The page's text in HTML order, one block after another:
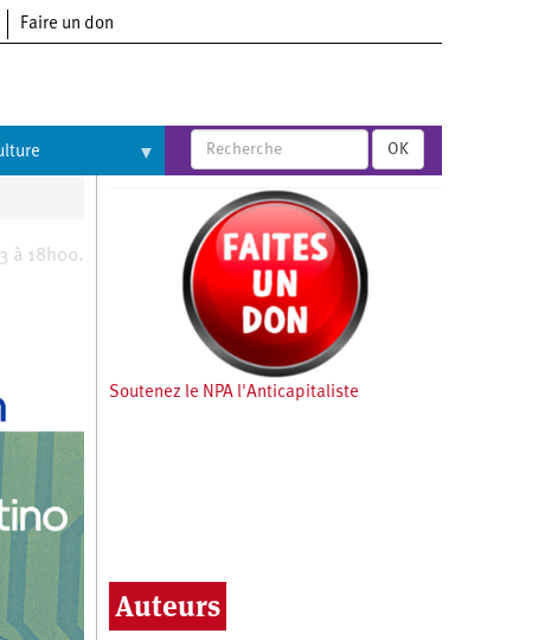
Faire un don
OK
à 18h00.
Soutenez le NPA l'Anticapitaliste
Auteurs